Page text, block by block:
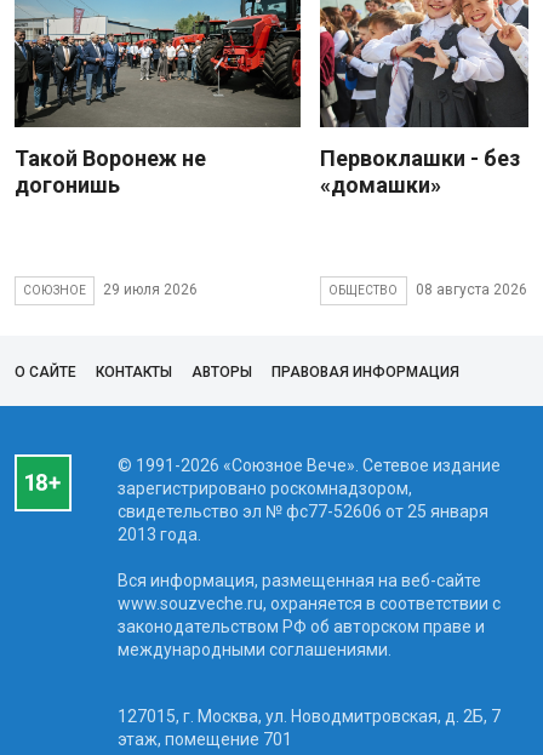
Такой Воронеж не
догонишь
СОЮЗНОЕ 29 июля 2026
Первоклашки - без
«домашки»
ОБЩЕСТВО 08 августа 2026
О САЙТЕ КОНТАКТЫ АВТОРЫ ПРАВОВАЯ ИНФОРМАЦИЯ
© 1991-2026 «Союзное Вече». Сетевое издание
зарегистрировано роскомнадзором,
свидетельство эл № фc77-52606 от 25 января
2013 года.
Вся информация, размещенная на веб-сайте
www.souzveche.ru, охраняется в соответствии с
законодательством РФ об авторском праве и
международными соглашениями.
127015, г. Москва, ул. Новодмитровская, д. 2Б, 7
этаж, помещение 701